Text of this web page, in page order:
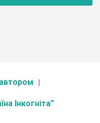
Інкогніта”